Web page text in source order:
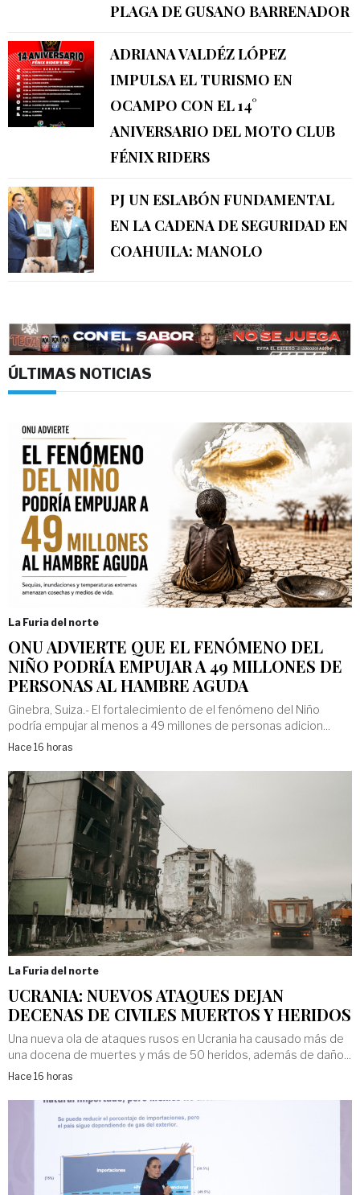
PLAGA DE GUSANO BARRENADOR
ADRIANA VALDÉZ LÓPEZ
IMPULSA EL TURISMO EN
OCAMPO CON EL 14°
ANIVERSARIO DEL MOTO CLUB
FÉNIX RIDERS
PJ UN ESLABÓN FUNDAMENTAL
EN LA CADENA DE SEGURIDAD EN
COAHUILA: MANOLO
ÚLTIMAS NOTICIAS
La Furia del norte
ONU ADVIERTE QUE EL FENÓMENO DEL
NIÑO PODRÍA EMPUJAR A 49 MILLONES DE
PERSONAS AL HAMBRE AGUDA
Ginebra, Suiza.- El fortalecimiento de el fenómeno del Niño
podría empujar al menos a 49 millones de personas adicion...
Hace 16 horas
La Furia del norte
UCRANIA: NUEVOS ATAQUES DEJAN
DECENAS DE CIVILES MUERTOS Y HERIDOS
Una nueva ola de ataques rusos en Ucrania ha causado más de
una docena de muertes y más de 50 heridos, además de daño...
Hace 16 horas